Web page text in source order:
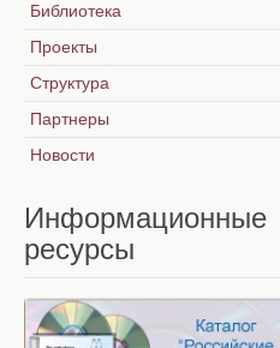
Библиотека
Проекты
Структура
Партнеры
Новости
Информационные
ресурсы